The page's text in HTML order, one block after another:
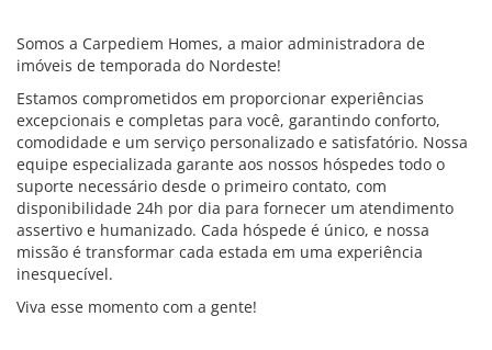
Somos a Carpediem Homes, a maior administradora de
imóveis de temporada do Nordeste!
Estamos comprometidos em proporcionar experiências
excepcionais e completas para você, garantindo conforto,
comodidade e um serviço personalizado e satisfatório. Nossa
equipe especializada garante aos nossos hóspedes todo o
suporte necessário desde o primeiro contato, com
disponibilidade 24h por dia para fornecer um atendimento
assertivo e humanizado. Cada hóspede é único, e nossa
missão é transformar cada estada em uma experiência
inesquecível.
Viva esse momento com a gente!